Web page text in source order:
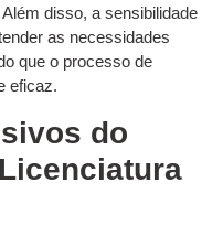
disso, a sensibilidade
as necessidades
que o processo de
eficaz.
do